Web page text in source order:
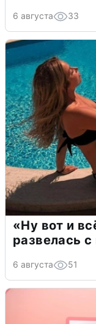
6 августа 33
«Ну вот и
развелась
6 августа 51